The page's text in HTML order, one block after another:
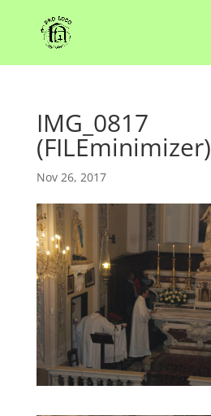
IMG_0817
(FILEminimizer)
Nov 26, 2017